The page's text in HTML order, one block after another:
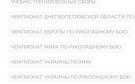
УЧЕБНО-ТРЕНИРОВОЧНЫЕ СБОРЫ
ЧЕМПИОНАТ ДНЕПРОПЕТРОВСКОЙ ОБЛАСТИ
ЧЕМПИОНАТ ЕВРОПЫ ПО РУКОПАШНОМУ БОЮ
ЧЕМПИОНАТ МИРА ПО РУКОПАШНОМУ БОЮ
ЧЕМПИОНАТ УКРАИНЫ ПО ММА
ЧЕМПИОНАТ УКРАИНЫ ПО РУКОПАШНОМУ БОЮ